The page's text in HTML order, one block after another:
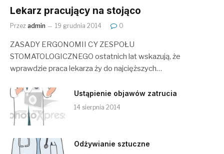
Lekarz pracujący na stojąco
Przez admin 19 grudnia 2014 0
ZASADY ERGONOMII CY ZESPOŁU
STOMATOLOGICZNEGO ostatnich lat wskazują, że
wprawdzie praca lekarza ży do najcięższych…
Ustąpienie objawów zatrucia
14 sierpnia 2014
Odżywianie sztuczne